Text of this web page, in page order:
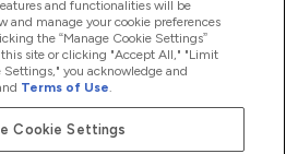
and functionalities will be
and manage your cookie preferences
the “Manage Cookie Settings”
site or clicking "Accept All," "Limit
Settings," you acknowledge and
Terms of Use.
Cookie Settings